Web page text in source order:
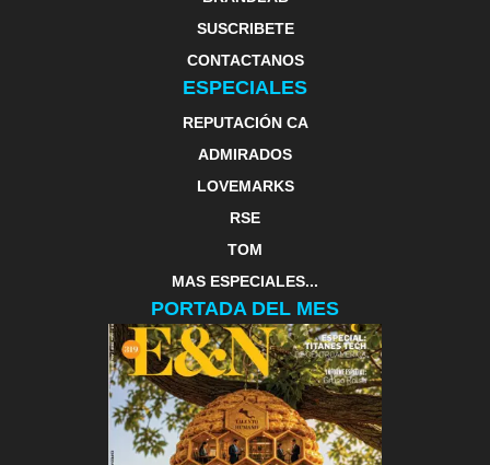
SUSCRIBETE
CONTACTANOS
ESPECIALES
REPUTACIÓN CA
ADMIRADOS
LOVEMARKS
RSE
TOM
MAS ESPECIALES...
PORTADA DEL MES